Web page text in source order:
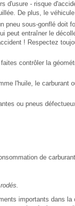
d'usure - risque
De plus, le
pneu sous-gonflé doit
peut entraîner le
! Respectez
contrôler la
l'huile, le carburant
ou pneus
de
importants dans